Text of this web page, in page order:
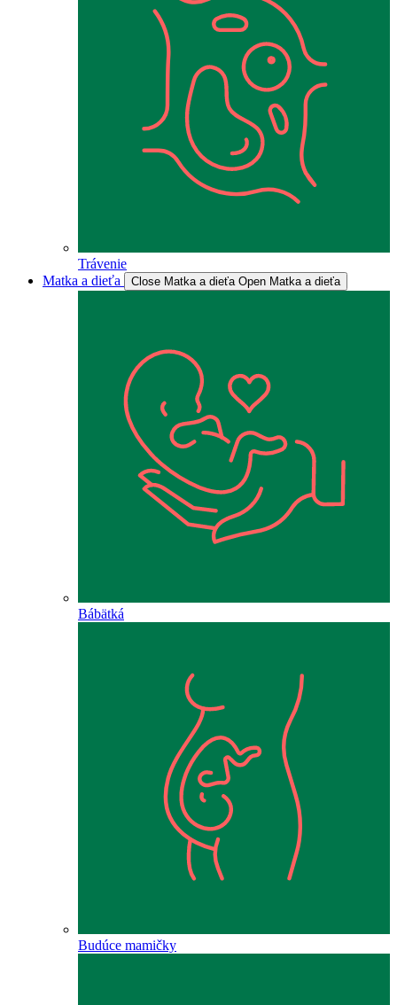
Trávenie
Matka a dieťa
Close Matka a dieťa Open Matka a dieťa
Bábätká
Budúce mamičky